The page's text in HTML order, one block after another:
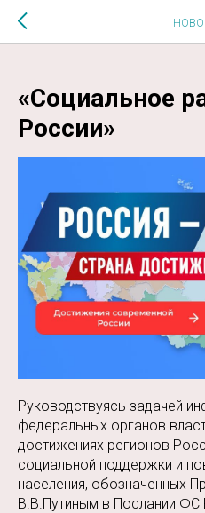
$MESSAGE$
«Социальное
России»
Руководствуясь задачей
федеральных органов
достижениях регионов
социальной поддержки и
населения, обозначенных
В.В.Путиным в Послании